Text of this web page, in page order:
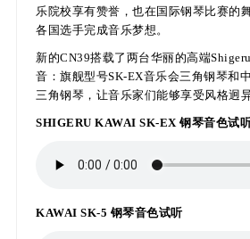
乐院校享有赞誉，也在国际钢琴比赛的
各国选手完成音乐梦想。
新的CN39搭载了两台华丽的高端
音：旗舰型号SK-EX音乐会三角钢琴和
三角钢琴，让音乐家们能够享受风格迥
SHIGERU KAWAI SK-EX 钢琴音色试
KAWAI SK-5 钢琴音色试听